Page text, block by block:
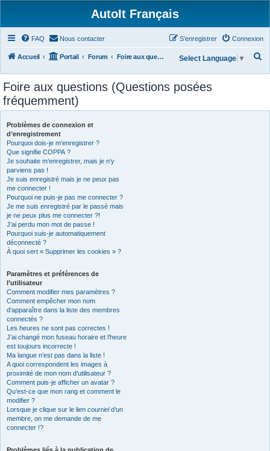
AutoIt Français
FAQ Nous contacter Connexion
S’enregistrer
Accueil Portail Forum Foire aux questions (Questions posées fréquemment) Select Language ▼
Foire aux questions (Questions posées
fréquemment)
Problèmes de connexion et
d’enregistrement
Pourquoi dois-je m’enregistrer ?
Que signifie COPPA ?
Je souhaite m’enregistrer, mais je n’y
parviens pas !
Je suis enregistré mais je ne peux pas
me connecter !
Pourquoi ne puis-je pas me connecter ?
Je me suis enregistré par le passé mais
je ne peux plus me connecter ?!
J’ai perdu mon mot de passe !
Pourquoi suis-je automatiquement
déconnecté ?
À quoi sert « Supprimer les cookies » ?
Paramètres et préférences de
l’utilisateur
Comment modifier mes paramètres ?
Comment empêcher mon nom
d’apparaître dans la liste des membres
connectés ?
Les heures ne sont pas correctes !
J’ai changé mon fuseau horaire et l’heure
est toujours incorrecte !
Ma langue n’est pas dans la liste !
A quoi correspondent les images à
proximité de mon nom d’utilisateur ?
Comment puis-je afficher un avatar ?
Qu’est-ce que mon rang et comment le
modifier ?
Lorsque je clique sur le lien courrield’un
membre, on me demande de me
connecter !?